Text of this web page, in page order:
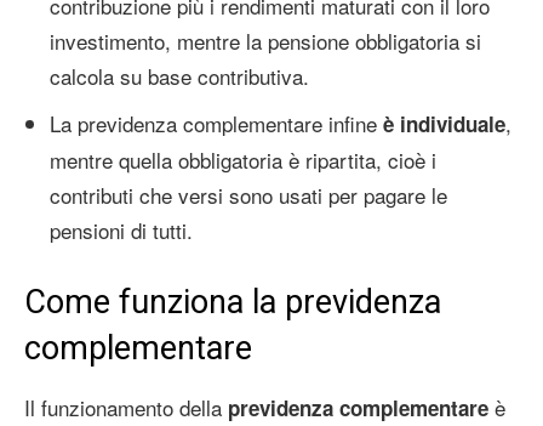
investimento, mentre la pensione obbligatoria si
calcola su base contributiva.
La previdenza complementare infine è individuale,
mentre quella obbligatoria è ripartita, cioè i
contributi che versi sono usati per pagare le
pensioni di tutti.
Come funziona la previdenza
complementare
Il funzionamento della previdenza complementare è